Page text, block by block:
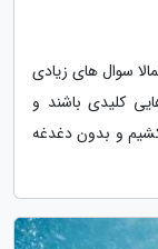
سوال های زیادی
کلیدی باشند و
و بدون دغدغه